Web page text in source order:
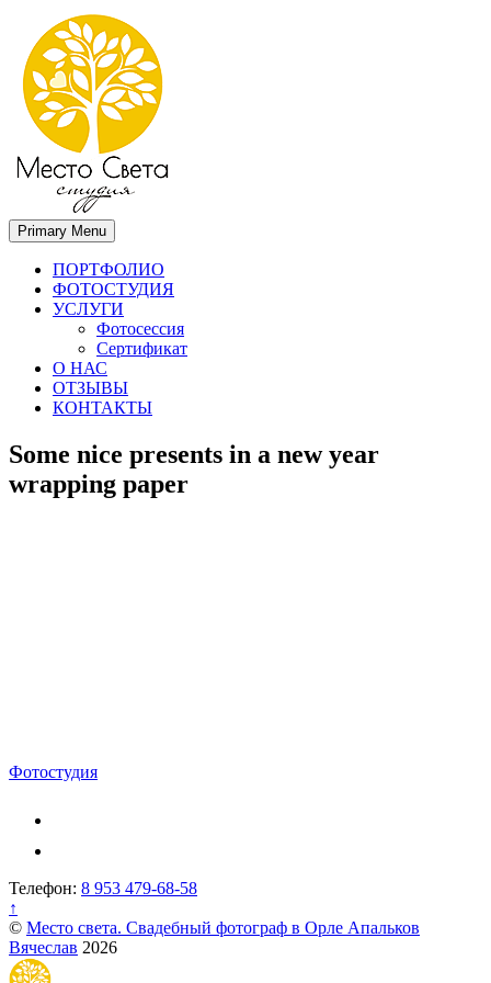
Место света. Свадебный фотограф в Орле Апальков Вячеслав
Свадебный фотограф в Орле
Primary Menu
ПОРТФОЛИО
ФОТОСТУДИЯ
УСЛУГИ
Фотосессия
Сертификат
О НАС
ОТЗЫВЫ
КОНТАКТЫ
Some nice presents in a new year
wrapping paper
Навигация
Фотостудия
Телефон: 8 953 479-68-58
↑
© Место света. Свадебный фотограф в Орле Апальков
Вячеслав 2026